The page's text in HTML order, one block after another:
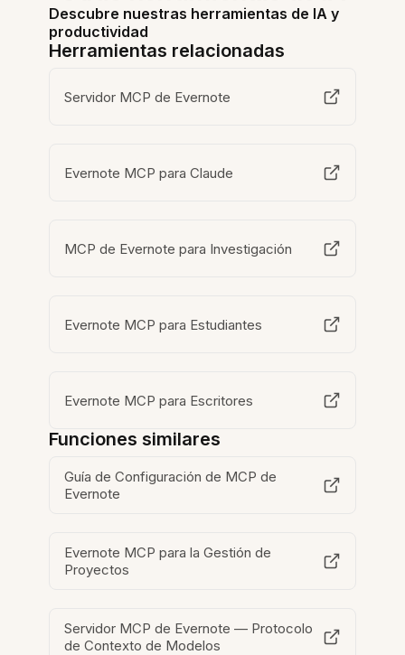
Descubre nuestras herramientas de IA y
productividad
Herramientas relacionadas
Servidor MCP de Evernote
Evernote MCP para Claude
MCP de Evernote para Investigación
Evernote MCP para Estudiantes
Evernote MCP para Escritores
Funciones similares
Guía de Configuración de MCP de
Evernote
Evernote MCP para la Gestión de
Proyectos
Servidor MCP de Evernote — Protocolo
de Contexto de Modelos